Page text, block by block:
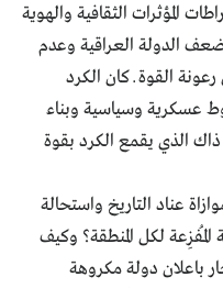
المؤثرات الثقافية والهوية
الدولة العراقية وعدم
القوة ــ كان الكرد
عسكرية وسياسية وبناء
الذي يقمع الكرد بقوة
عناد التاريخ واستحالة
لكل المنطقة؟ وكيف
باعلان دولة مكروهة